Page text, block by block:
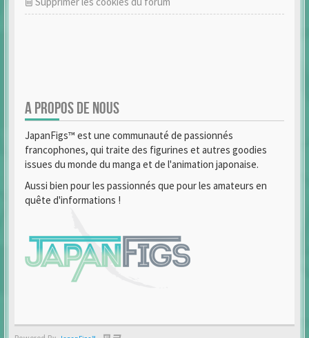
A PROPOS DE NOUS
JapanFigs™ est une communauté de passionnés
francophones, qui traite des figurines et autres goodies
issues du monde du manga et de l'animation japonaise.
Aussi bien pour les passionnés que pour les amateurs en
quête d'informations !